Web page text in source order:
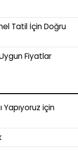
Tatil İçin Doğru
Fiyatlar
Yapıyoruz için